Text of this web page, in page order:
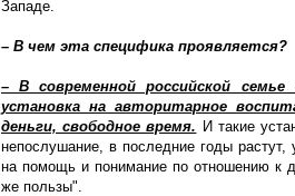
Западе.
– В чем эта специфика проявляется?
– В современной российской
установка на авторитарное
деньги, свободное время. И такие
непослушание, в последние годы
на помощь и понимание по отношению к
же пользы".